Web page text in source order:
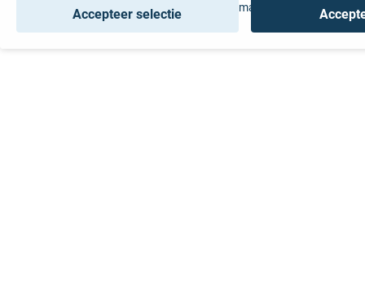
gepersonaliseerde online advertenties en op maat gemaakte content
Accepteer selectie